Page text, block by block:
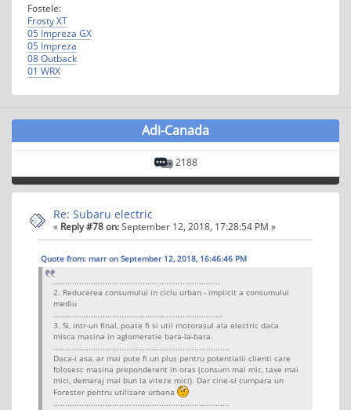
Fostele:
Frosty XT
05 Impreza GX
05 Impreza
08 Outback
01 WRX
Adi-Canada
2188
Re: Subaru electric
« Reply #78 on:September 12, 2018, 17:28:54 PM »
Quote from: marr on September 12, 2018, 16:46:46 PM
.......................................................................
2. Reducerea consumului in ciclu urban - implicit a consumului
mediu
........................................................................
3. Si, intr-un final, poate fi si util motorasul ala electric daca
misca masina in aglomeratie bara-la-bara.
...........................................................................
Daca-i asa, ar mai pute fi un plus pentru potentialii clienti care
folosesc masina preponderent in oras (consum mai mic, taxe mai
mici, demaraj mai bun la viteze mici). Dar cine-si cumpara un
Forester pentru utilizare urbana
...........................................................................